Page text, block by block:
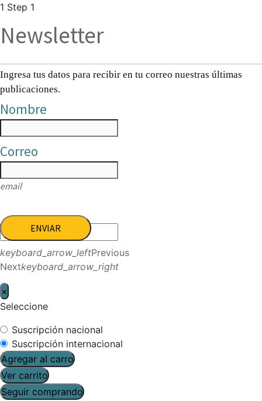
1 Step 1
Newsletter
Ingresa tus datos para recibir en tu correo nuestras últimas
publicaciones.
Nombre
Correo
email
ENVIAR
keyboard_arrow_leftPrevious
Nextkeyboard_arrow_right
×
Seleccione
Suscripción nacional
Suscripción internacional
Agregar al carro
Ver carrito
Seguir comprando